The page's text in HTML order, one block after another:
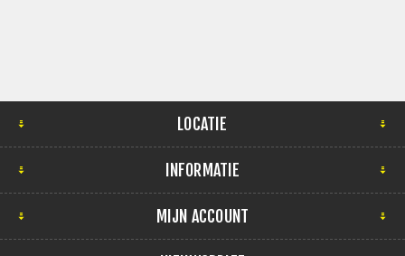
LOCATIE
INFORMATIE
MIJN ACCOUNT